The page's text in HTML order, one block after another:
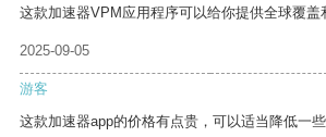
这款加速器VPM应用程序可以给你提供全球覆盖
2025-09-05
游客
这款加速器app的价格有点贵，可以适当降低一些